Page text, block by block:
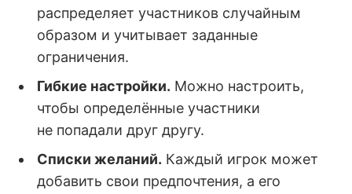
распределяет участников случайным
образом и учитывает заданные
ограничения.
Гибкие настройки. Можно настроить,
чтобы определённые участники
не попадали друг другу.
Списки желаний. Каждый игрок может
добавить свои предпочтения, а его